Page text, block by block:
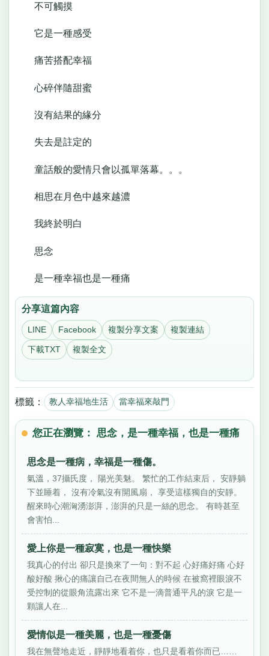
不可觸摸
它是一種感受
痛苦搭配幸福
心碎伴隨甜蜜
沒有結果的緣分
失去是註定的
童話般的愛情只會以孤單落幕。。。
相思在月色中越來越濃
我終於明白
思念
是一種幸福也是一種痛
分享這篇內容
LINE Facebook 複製分享文案 複製連結
下載TXT 複製全文
標籤： 教人幸福地生活 當幸福來敲門
您正在瀏覽： 思念，是一種幸福，也是一種痛
思念是一種病，幸福是一種傷。
氣溫，37攝氏度， 陽光美魅。 繁忙的工作結束后， 安靜躺
下並睡着， 沒有冷氣沒有開風扇， 享受這樣獨自的安靜。
醒來時心潮洶湧澎湃，澎湃的只是一絲的思念。 有時甚至
會害怕...
愛上你是一種寂寞，也是一種快樂
我真心的付出 卻只是換來了一句：對不起 心好痛好痛 心好
酸好酸 揪心的痛讓自己在夜間無人的時候 在被窩裡眼淚不
受控制的從眼角流露出來 它不是一滴普通平凡的淚 它是一
顆讓人在...
愛情似是一種美麗，也是一種憂傷
我在無聲地走近，靜靜地看着你，也只是看着你而已……